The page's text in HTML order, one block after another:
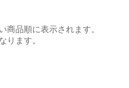
商品順に表示されます。
ります。